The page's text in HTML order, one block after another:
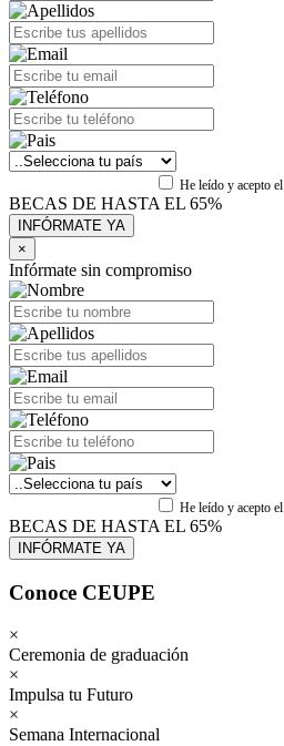
He leído y acepto el
BECAS DE HASTA EL 65%
×
Infórmate sin compromiso
He leído y acepto el
BECAS DE HASTA EL 65%
Conoce CEUPE
×
Ceremonia de graduación
×
Impulsa tu Futuro
×
Semana Internacional